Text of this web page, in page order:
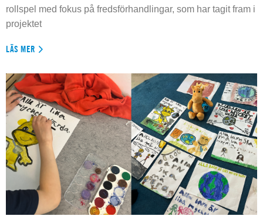
rollspel med fokus på fredsförhandlingar, som har tagit fram i
projektet
LÄS MER